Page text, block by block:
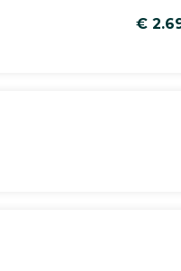
€